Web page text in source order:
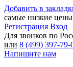
Добавить в
самые низкие
Регистрация Вход
Для звонков по
или 8 (499) 397-79-
Напишите нам